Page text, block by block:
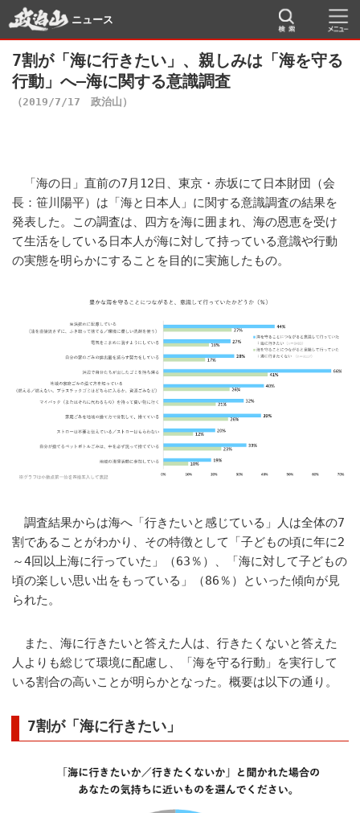
ニュース
7割が「海に行きたい」、親しみは「海を守る
行動」へ―海に関する意識調査
（2019/7/17 政治山）
「海の日」直前の7月12日、東京・赤坂にて日本財団（会
長：笹川陽平）は「海と日本人」に関する意識調査の結果を
発表した。この調査は、四方を海に囲まれ、海の恩恵を受け
て生活をしている日本人が海に対して持っている意識や行動
の実態を明らかにすることを目的に実施したもの。
調査結果からは海へ「行きたいと感じている」人は全体の7
割であることがわかり、その特徴として「子どもの頃に年に2
～4回以上海に行っていた」（63％）、「海に対して子どもの
頃の楽しい思い出をもっている」（86％）といった傾向が見
られた。
また、海に行きたいと答えた人は、行きたくないと答えた
人よりも総じて環境に配慮し、「海を守る行動」を実行して
いる割合の高いことが明らかとなった。概要は以下の通り。
7割が「海に行きたい」